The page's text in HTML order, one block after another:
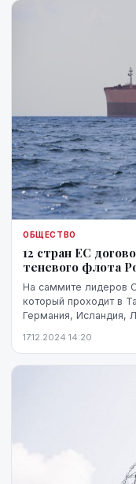
ОБЩЕСТВО
12 стран ЕС
теневого флота
На саммите лидеров
который проходит в
Германия, Исландия,
17.12.2024 14:20